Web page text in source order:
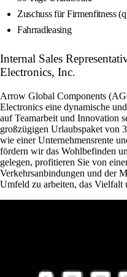
Zuschuss für Firmenfitness
Fahrradleasing
Internal Sales
Electronics, Inc.
Arrow Global Components
Electronics eine dynamische
auf Teamarbeit und Innovation
großzügigen Urlaubspaket von
wie einer Unternehmensrente
fördern wir das Wohlbefinden
gelegen, profitieren Sie von
Verkehrsanbindungen und der
Umfeld zu arbeiten, das Vielfalt